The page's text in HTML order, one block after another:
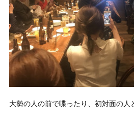
大勢の人の前で喋ったり、初対面の人